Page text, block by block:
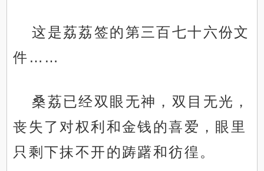
这是荔荔签的第三百七十六份文
件……
桑荔已经双眼无神，双目无光，
丧失了对权利和金钱的喜爱，眼里
只剩下抹不开的踌躇和彷徨。